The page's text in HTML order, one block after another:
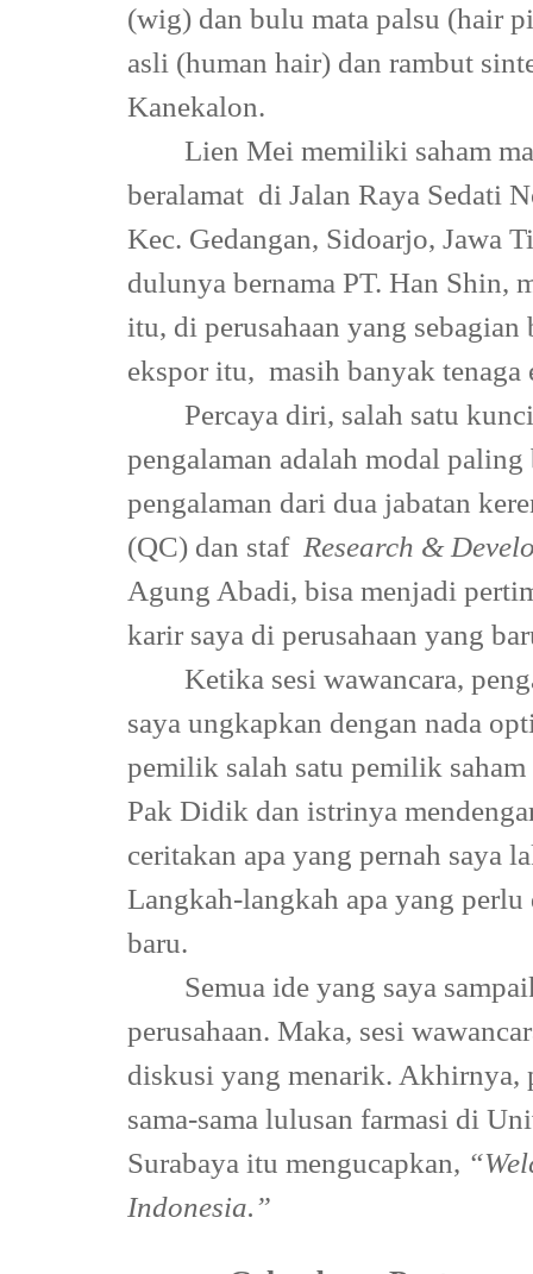
(wig) dan bulu mata palsu (hair
asli (human hair) dan rambut
Kanekalon.
Lien Mei memiliki saham
beralamat di Jalan Raya Sedati
Kec. Gedangan, Sidoarjo, Jawa
dulunya bernama PT. Han Shin,
itu, di perusahaan yang sebagian
ekspor itu, masih banyak tenaga
Percaya diri, salah satu
pengalaman adalah modal
pengalaman dari dua jabatan
(QC) dan staf Research &
Agung Abadi, bisa menjadi
karir saya di perusahaan yang
Ketika sesi wawancara,
saya ungkapkan dengan nada
pemilik salah satu pemilik saham
Pak Didik dan istrinya
ceritakan apa yang pernah saya
Langkah-langkah apa yang
baru.
Semua ide yang saya
perusahaan. Maka, sesi
diskusi yang menarik. Akhirnya,
sama-sama lulusan farmasi di
Surabaya itu mengucapkan,
Indonesia.”